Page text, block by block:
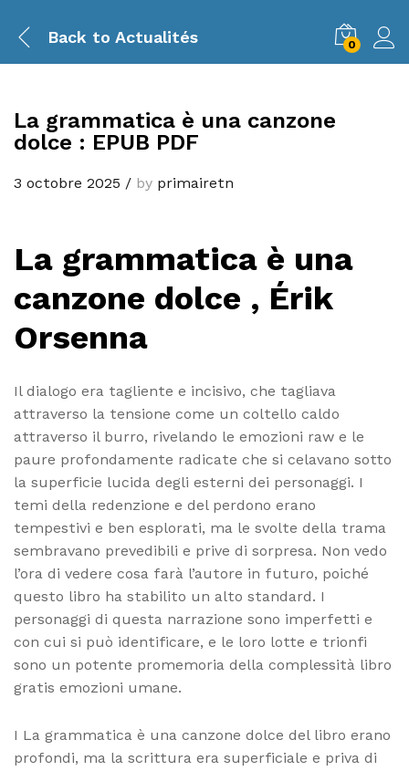
Back to Actualités 0
La grammatica è una canzone
dolce : EPUB PDF
3 octobre 2025 / by primairetn
La grammatica è una
canzone dolce , Érik
Orsenna
Il dialogo era tagliente e incisivo, che tagliava
attraverso la tensione come un coltello caldo
attraverso il burro, rivelando le emozioni raw e le
paure profondamente radicate che si celavano sotto
la superficie lucida degli esterni dei personaggi. I
temi della redenzione e del perdono erano
tempestivi e ben esplorati, ma le svolte della trama
sembravano prevedibili e prive di sorpresa. Non vedo
l’ora di vedere cosa farà l’autore in futuro, poiché
questo libro ha stabilito un alto standard. I
personaggi di questa narrazione sono imperfetti e
con cui si può identificare, e le loro lotte e trionfi
sono un potente promemoria della complessità libro
gratis emozioni umane.
I La grammatica è una canzone dolce del libro erano
profondi, ma la scrittura era superficiale e priva di